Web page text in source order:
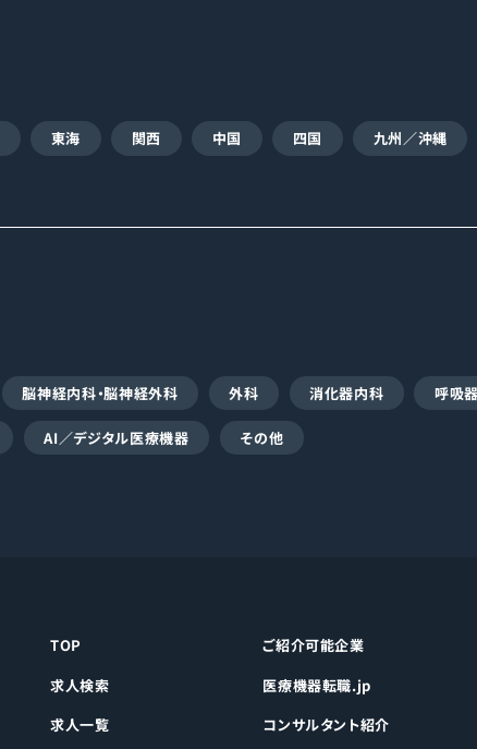
東海 関西 中国 四国 九州／沖縄
脳神経内科・脳神経外科 外科 消化器内科 呼吸
AI／デジタル医療機器 その他
TOP
求人検索
求人一覧
ご紹介可能企業
医療機器転職.jp
コンサルタント紹介